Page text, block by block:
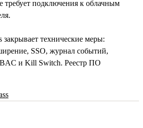
требует подключения к облачным
технические меры:
SSO, журнал событий,
и Kill Switch. Реестр ПО